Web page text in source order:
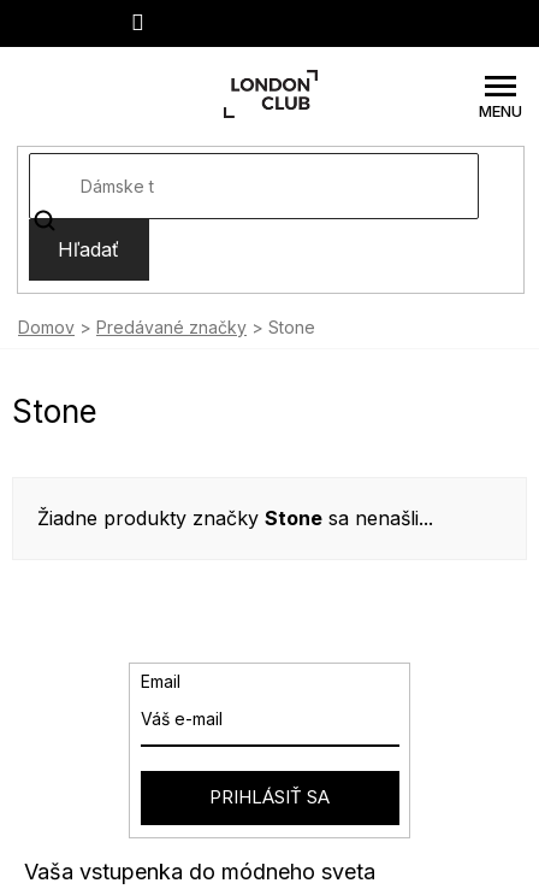
Hľadať
Domov Predávané značky Stone
Stone
Žiadne produkty značky Stone sa nenašli...
Vaša vstupenka do módneho sveta
Email
PRIHLÁSIŤ SA